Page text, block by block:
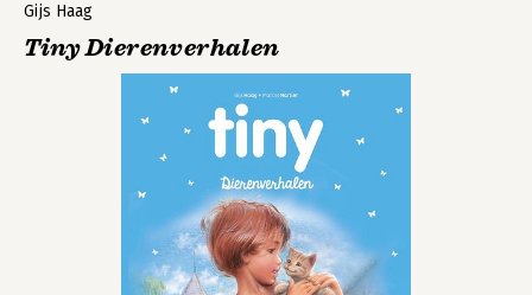
Gijs Haag
Tiny Dierenverhalen